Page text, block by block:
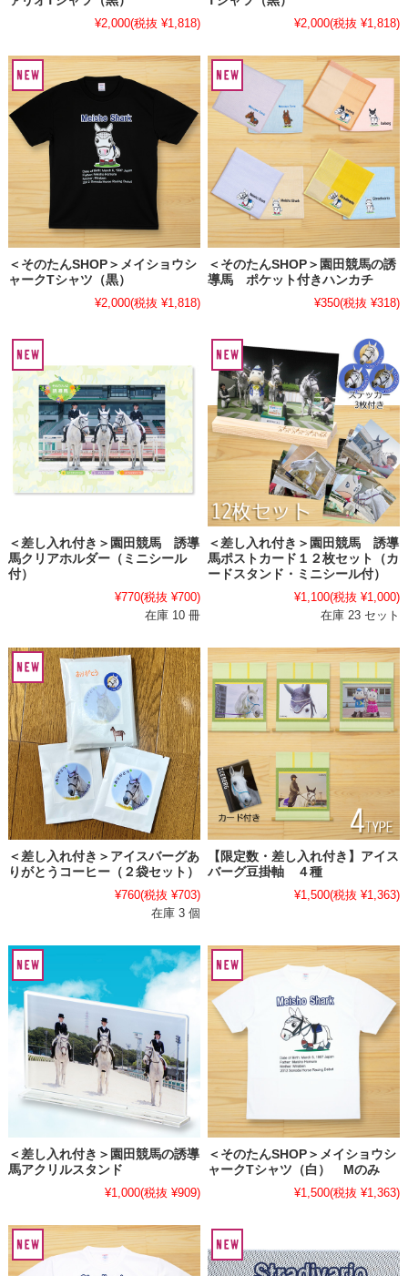
¥2,000(税抜 ¥1,818)
¥2,000(税抜 ¥1,818)
＜そのたんSHOP＞メイショウシ
ャークTシャツ（黒）
¥2,000(税抜 ¥1,818)
＜そのたんSHOP＞園田競馬の誘
導馬 ポケット付きハンカチ
¥350(税抜 ¥318)
＜差し入れ付き＞園田競馬 誘導
馬クリアホルダー（ミニシール
付）
¥770(税抜 ¥700)
在庫 10 冊
＜差し入れ付き＞園田競馬 誘導
馬ポストカード１２枚セット（カ
ードスタンド・ミニシール付）
¥1,100(税抜 ¥1,000)
在庫 23 セット
＜差し入れ付き＞アイスバーグあ
りがとうコーヒー（２袋セット）
¥760(税抜 ¥703)
在庫 3 個
【限定数・差し入れ付き】アイス
バーグ豆掛軸 ４種
¥1,500(税抜 ¥1,363)
＜差し入れ付き＞園田競馬の誘導
馬アクリルスタンド
¥1,000(税抜 ¥909)
＜そのたんSHOP＞メイショウシ
ャークTシャツ（白） Mのみ
¥1,500(税抜 ¥1,363)